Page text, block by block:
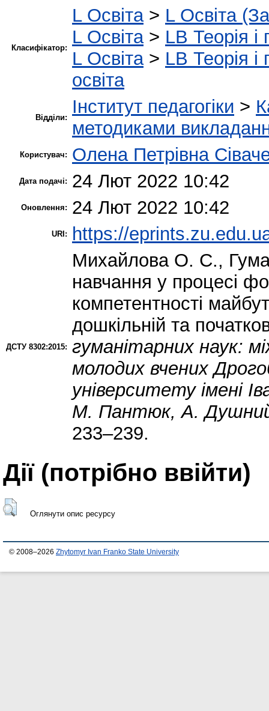
Класифікатор:
L Освіта> L Освіта
L Освіта> LB Теорія і
L Освіта> LB Теорія і
освіта
Відділи:
Інститут педагогіки >
методиками
Користувач: Олена Петрівна
Дата подачі: 24 Лют 2022 10:42
Оновлення: 24 Лют 2022 10:42
URI: https://
ДСТУ 8302:2015:
Михайлова О. С.,
навчання у процесі
компетентності
дошкільній та
гуманітарних наук:
молодих вчених
університету імені
М. Пантюк, А.
233–239.
Дії ​​(потрібно ввійти)
Оглянути опис ресурсу
© 2008–2026 Zhytomyr Ivan Franko State University